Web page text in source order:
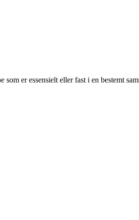
er essensielt eller fast i en bestemt